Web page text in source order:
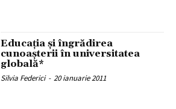
Educația și îngrădirea
cunoașterii în universitatea
globală*
Silvia Federici - 20 ianuarie 2011